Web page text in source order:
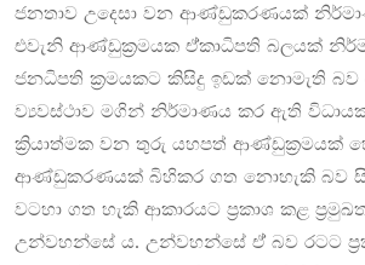
ජනතාව උදෙසා වන ආණ්ඩුකරණයක්
එවැනි ආණ්ඩුක්‍රමයක ඒ්කාධිපති බලයක්
ජනධිපති ක්‍රමයකට කිසිදු ඉඩක් නොමැති බව
ව්‍යවස්ථාව මගින් නිර්මාණය කර ඇති
ක්‍රියාත්මක වන තුරු යහපත් ආණ්ඩුක්‍රමයක්
ආණ්ඩුකරණයක් බිහිකර ගත නොහැකි බව
වටහා ගත හැකි ආකාරයට ප්‍රකාශ කළ
උන්වහන්සේ ය. උන්වහන්සේ ඒ් බව රටට